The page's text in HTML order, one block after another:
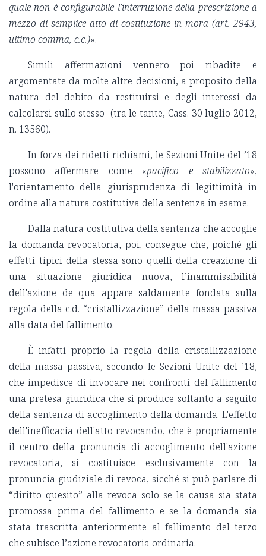
quale non è configurabile l'interruzione della prescrizione a
mezzo di semplice atto di costituzione in mora (art. 2943,
ultimo comma, c.c.)».
Simili affermazioni vennero poi ribadite e
argomentate da molte altre decisioni, a proposito della
natura del debito da restituirsi e degli interessi da
calcolarsi sullo stesso (tra le tante, Cass. 30 luglio 2012,
n. 13560).
In forza dei ridetti richiami, le Sezioni Unite del ’18
possono affermare come «pacifico e stabilizzato»,
l'orientamento della giurisprudenza di legittimità in
ordine alla natura costitutiva della sentenza in esame.
Dalla natura costitutiva della sentenza che accoglie
la domanda revocatoria, poi, consegue che, poiché gli
effetti tipici della stessa sono quelli della creazione di
una situazione giuridica nuova, l’inammissibilità
dell'azione de qua appare saldamente fondata sulla
regola della c.d. “cristallizzazione” della massa passiva
alla data del fallimento.
È infatti proprio la regola della cristallizzazione
della massa passiva, secondo le Sezioni Unite del ’18,
che impedisce di invocare nei confronti del fallimento
una pretesa giuridica che si produce soltanto a seguito
della sentenza di accoglimento della domanda. L'effetto
dell'inefficacia dell'atto revocando, che è propriamente
il centro della pronuncia di accoglimento dell'azione
revocatoria, si costituisce esclusivamente con la
pronuncia giudiziale di revoca, sicché si può parlare di
“diritto quesito” alla revoca solo se la causa sia stata
promossa prima del fallimento e se la domanda sia
stata trascritta anteriormente al fallimento del terzo
che subisce l’azione revocatoria ordinaria.